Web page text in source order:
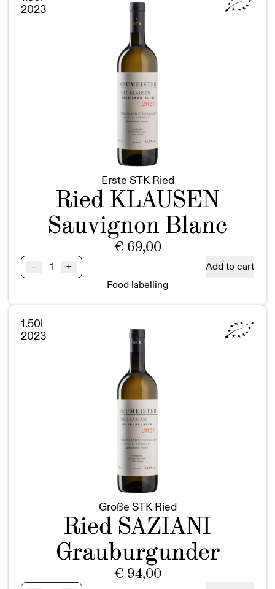
quantity
2023
Erste STK Ried
Ried KLAUSEN
Sauvignon Blanc
€ 69,00
–
Ried
KLAUSEN
Blanc
BIO
Magnum
+
Add to cart
Food labelling
1.50l
2023
Große STK Ried
Ried SAZIANI
Grauburgunder
€ 94,00